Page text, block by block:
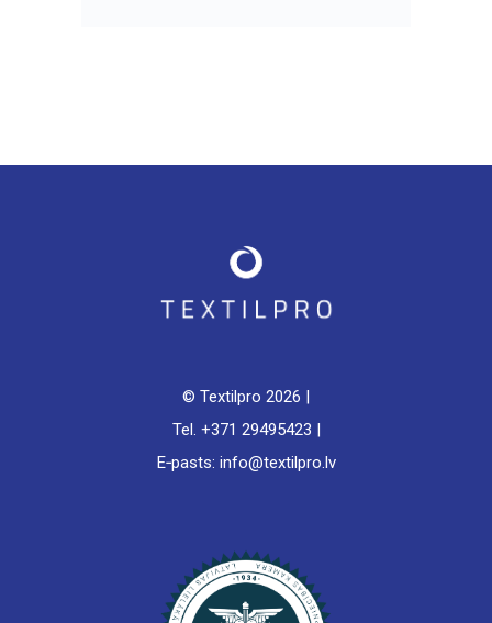
© Textilpro 2026 |
Tel. +371 29495423 |
E‑pasts: info@textilpro.lv